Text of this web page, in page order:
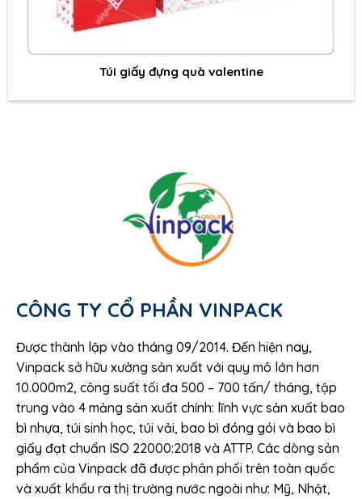
Túi giấy đựng quà valentine
CÔNG TY CỔ PHẦN VINPACK
Được thành lập vào tháng 09/2014. Đến hiện nay,
Vinpack sở hữu xưởng sản xuất với quy mô lớn hơn
10.000m2, công suất tối đa 500 – 700 tấn/ tháng, tập
trung vào 4 mảng sản xuất chính: lĩnh vực sản xuất bao
bì nhựa, túi sinh học, túi vải, bao bì đóng gói và bao bì
giấy đạt chuẩn ISO 22000:2018 và ATTP. Các dòng sản
phẩm của Vinpack đã được phân phối trên toàn quốc
và xuất khẩu ra thị trường nước ngoài như: Mỹ, Nhật,